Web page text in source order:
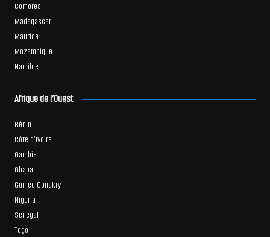
Comores
Madagascar
Maurice
Mozambique
Namibie
Afrique de l’Ouest
Bénin
Côte d’Ivoire
Gambie
Ghana
Guinée Conakry
Nigeria
Sénégal
Togo